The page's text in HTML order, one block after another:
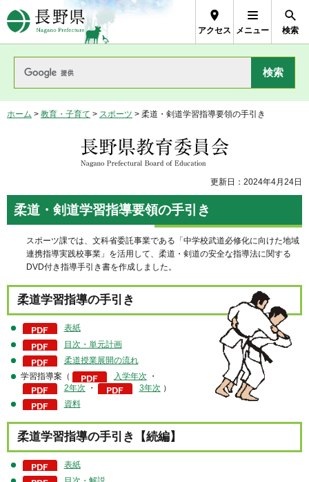
長野県Nagano Prefecture
アクセス メニュー 検索
ホーム > 教育・子育て > スポーツ > 柔道・剣道学習指導要領の手引き
長野県教育委員会
更新日：2024年4月24日
柔道・剣道学習指導要領の手引き
スポーツ課では、文科省委託事業である「中学校武道必修化に向けた地域
連携指導実践校事業」を活用して、柔道・剣道の安全な指導法に関する
DVD付き指導手引き書を作成しました。
柔道学習指導の手引き
表紙
目次・単元計画
柔道授業展開の流れ
学習指導案（
入学年次
・
2年次
・ 3年次 ）
資料
柔道学習指導の手引き【続編】
表紙